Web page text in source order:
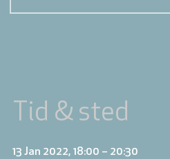
Tid & sted
13 Jan 2022, 18:00 – 20:30